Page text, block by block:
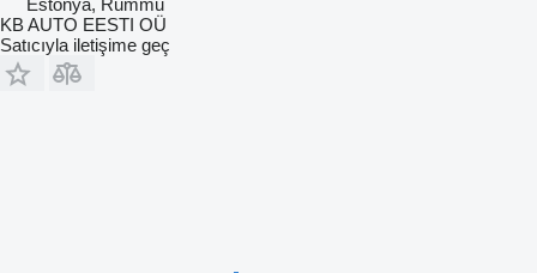
Estonya, Rummu
KB AUTO EESTI OÜ
Satıcıyla iletişime geç